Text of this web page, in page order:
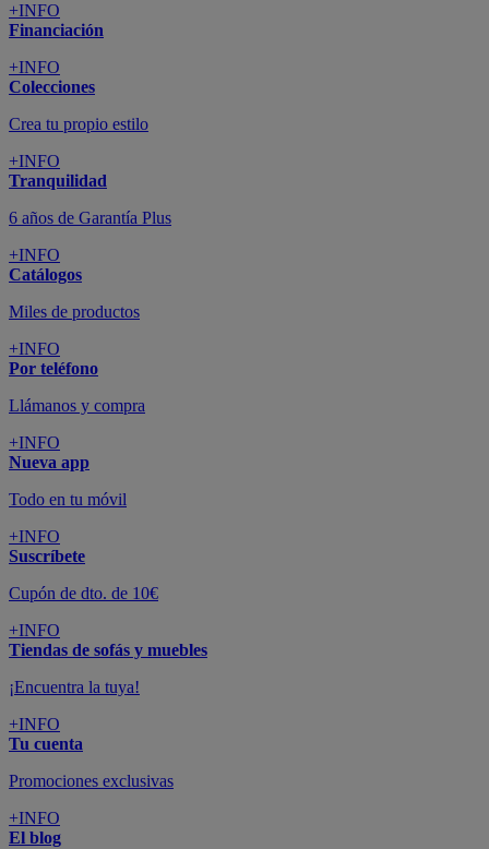
+INFO
Financiación
+INFO
Colecciones
Crea tu propio estilo
+INFO
Tranquilidad
6 años de Garantía Plus
+INFO
Catálogos
Miles de productos
+INFO
Por teléfono
Llámanos y compra
+INFO
Nueva app
Todo en tu móvil
+INFO
Suscríbete
Cupón de dto. de 10€
+INFO
Tiendas de sofás y muebles
¡Encuentra la tuya!
+INFO
Tu cuenta
Promociones exclusivas
+INFO
El blog